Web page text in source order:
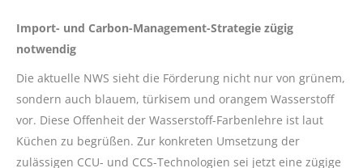
Import- und Carbon-Management-Strategie zügig
notwendig
Die aktuelle NWS sieht die Förderung nicht nur von grünem,
sondern auch blauem, türkisem und orangem Wasserstoff
vor. Diese Offenheit der Wasserstoff-Farbenlehre ist laut
Küchen zu begrüßen. Zur konkreten Umsetzung der
zulässigen CCU- und CCS-Technologien sei jetzt eine zügige